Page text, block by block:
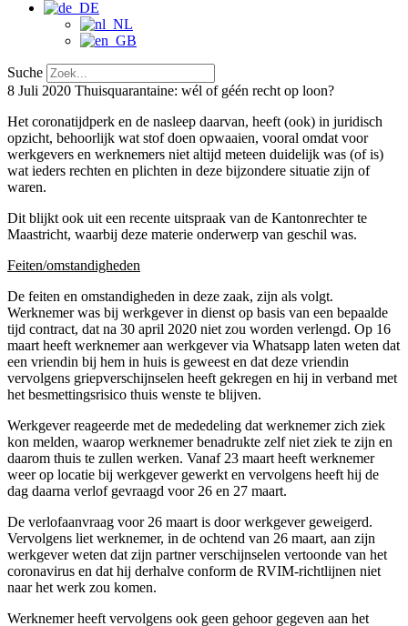
Suche
8 Juli 2020 Thuisquarantaine: wél of géén recht op loon?
Het coronatijdperk en de nasleep daarvan, heeft (ook) in juridisch
opzicht, behoorlijk wat stof doen opwaaien, vooral omdat voor
werkgevers en werknemers niet altijd meteen duidelijk was (of is)
wat ieders rechten en plichten in deze bijzondere situatie zijn of
waren.
Dit blijkt ook uit een recente uitspraak van de Kantonrechter te
Maastricht, waarbij deze materie onderwerp van geschil was.
Feiten/omstandigheden
De feiten en omstandigheden in deze zaak, zijn als volgt.
Werknemer was bij werkgever in dienst op basis van een bepaalde
tijd contract, dat na 30 april 2020 niet zou worden verlengd. Op 16
maart heeft werknemer aan werkgever via Whatsapp laten weten dat
een vriendin bij hem in huis is geweest en dat deze vriendin
vervolgens griepverschijnselen heeft gekregen en hij in verband met
het besmettingsrisico thuis wenste te blijven.
Werkgever reageerde met de mededeling dat werknemer zich ziek
kon melden, waarop werknemer benadrukte zelf niet ziek te zijn en
daarom thuis te zullen werken. Vanaf 23 maart heeft werknemer
weer op locatie bij werkgever gewerkt en vervolgens heeft hij de
dag daarna verlof gevraagd voor 26 en 27 maart.
De verlofaanvraag voor 26 maart is door werkgever geweigerd.
Vervolgens liet werknemer, in de ochtend van 26 maart, aan zijn
werkgever weten dat zijn partner verschijnselen vertoonde van het
coronavirus en dat hij derhalve conform de RVIM-richtlijnen niet
naar het werk zou komen.
Werknemer heeft vervolgens ook geen gehoor gegeven aan het